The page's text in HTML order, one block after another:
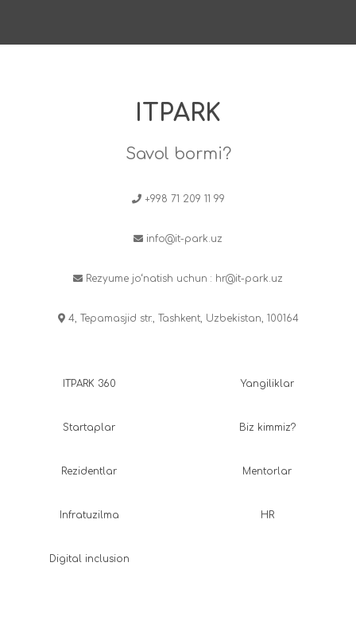
ITPARK
Savol bormi?
+998 71 209 11 99
info@it-park.uz
Rezyume jo‘natish uchun : hr@it-park.uz
4, Tepamasjid str., Tashkent, Uzbekistan, 100164
ITPARK 360
Startaplar
Rezidentlar
Infratuzilma
Digital inclusion
Yangiliklar
Biz kimmiz?
Mentorlar
HR